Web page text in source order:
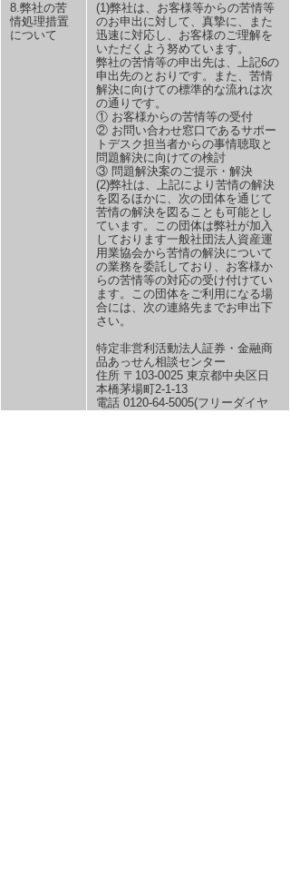
8.弊社の苦
情処理措置
について
(1)弊社は、お客様等からの苦情等
のお申出に対して、真摯に、また
迅速に対応し、お客様のご理解を
いただくよう努めています。
弊社の苦情等の申出先は、上記6の
申出先のとおりです。また、苦情
解決に向けての標準的な流れは次
の通りです。
① お客様からの苦情等の受付
② お問い合わせ窓口であるサポー
トデスク担当者からの事情聴取と
問題解決に向けての検討
③ 問題解決案のご提示・解決
(2)弊社は、上記により苦情の解決
を図るほかに、次の団体を通じて
苦情の解決を図ることも可能とし
ています。この団体は弊社が加入
しております一般社団法人資産運
用業協会から苦情の解決について
の業務を委託しており、お客様か
らの苦情等の対応の受け付けてい
ます。この団体をご利用になる場
合には、次の連絡先までお申出下
さい。
特定非営利活動法人証券・金融商
品あっせん相談センター
住所 〒103-0025 東京都中央区日
本橋茅場町2-1-13
電話 0120-64-5005(フリーダイヤ